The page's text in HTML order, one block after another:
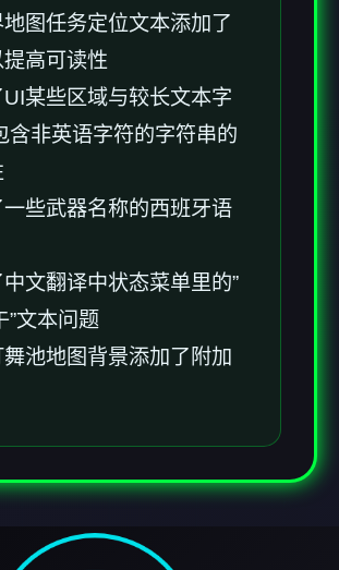
图任务定位文本添加了
高可读性
某些区域与较长文本字
含非英语字符的字符串的
一些武器名称的西班牙语
文翻译中状态菜单里的”
”文本问题
池地图背景添加了附加